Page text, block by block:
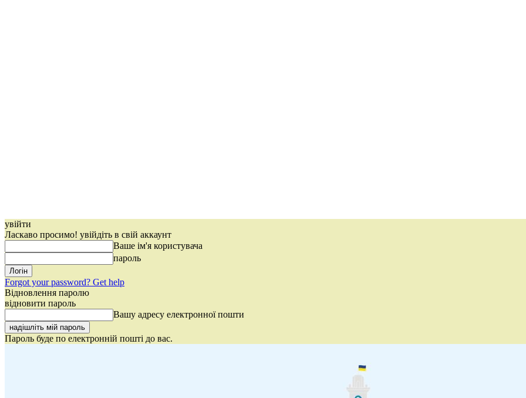
увійти
Ласкаво просимо! увійдіть в свій аккаунт
Ваше ім'я користувача
пароль
Forgot your password? Get help
Відновлення паролю
відновити пароль
Вашу адресу електронної пошти
Пароль буде по електронній пошті до вас.